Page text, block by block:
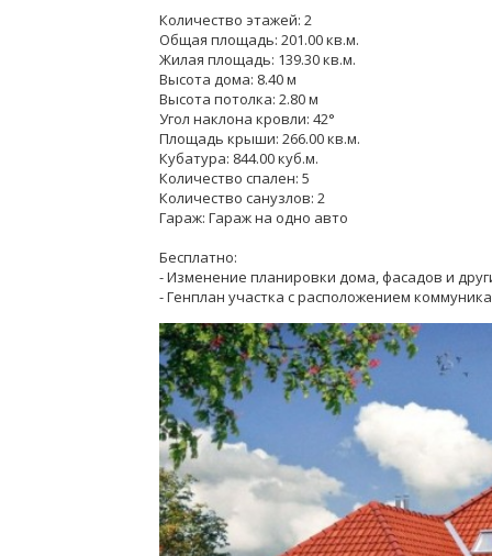
Количество этажей: 2
Общая площадь: 201.00 кв.м.
Жилая площадь: 139.30 кв.м.
Высота дома: 8.40 м
Высота потолка: 2.80 м
Угол наклона кровли: 42°
Площадь крыши: 266.00 кв.м.
Кубатура: 844.00 куб.м.
Количество спален: 5
Количество санузлов: 2
Гараж: Гараж на одно авто
Бесплатно:
- Изменение планировки дома, фасадов и
- Генплан участка с расположением